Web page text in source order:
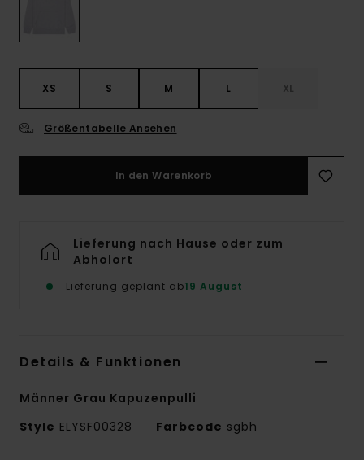
XS S M L XL
Größentabelle Ansehen
In den Warenkorb
Lieferung nach Hause oder zum
Abholort
Lieferung geplant ab19 August
Details & Funktionen
Männer Grau Kapuzenpulli
Style ELYSF00328 Farbcode sgbh